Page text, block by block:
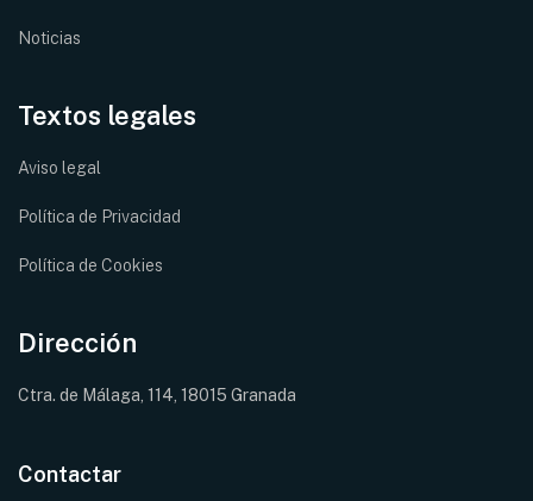
Noticias
Textos legales
Aviso legal
Política de Privacidad
Política de Cookies
Dirección
Ctra. de Málaga, 114, 18015 Granada
Contactar